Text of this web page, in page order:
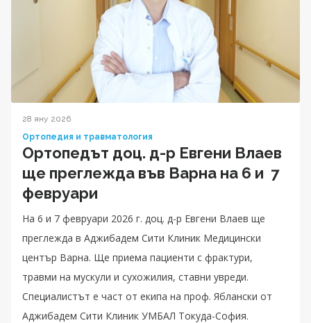
28 яну 2026
Ортопедия и травматология
Ортопедът доц. д-р Евгени Влаев
ще преглежда във Варна на 6 и 7
февруари
На 6 и 7 февруари 2026 г. доц. д-р Евгени Влаев ще
преглежда в Аджибадем Сити Клиник Медицински
център Варна. Ще приема пациенти с фрактури,
травми на мускули и сухожилия, ставни увреди.
Специалистът е част от екипа на проф. Яблански от
Аджибадем Сити Клиник УМБАЛ Токуда-София.